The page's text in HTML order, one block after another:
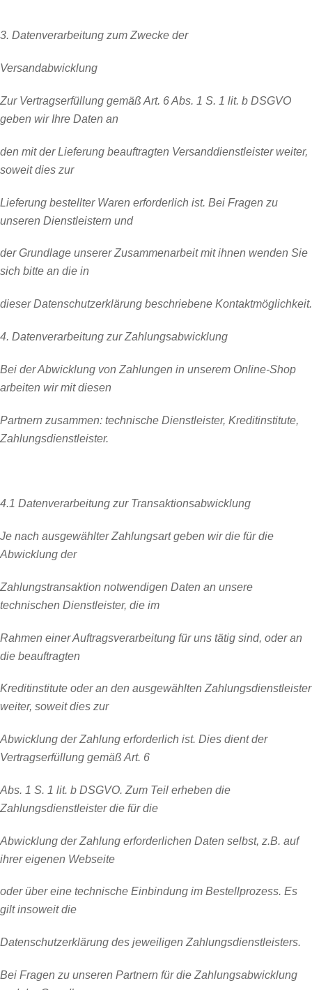
3. Datenverarbeitung zum Zwecke der
Versandabwicklung
Zur Vertragserfüllung gemäß Art. 6 Abs. 1 S. 1 lit. b DSGVO
geben wir Ihre Daten an
den mit der Lieferung beauftragten Versanddienstleister weiter,
soweit dies zur
Lieferung bestellter Waren erforderlich ist. Bei Fragen zu
unseren Dienstleistern und
der Grundlage unserer Zusammenarbeit mit ihnen wenden Sie
sich bitte an die in
dieser Datenschutzerklärung beschriebene Kontaktmöglichkeit.
4. Datenverarbeitung zur Zahlungsabwicklung
Bei der Abwicklung von Zahlungen in unserem Online-Shop
arbeiten wir mit diesen
Partnern zusammen: technische Dienstleister, Kreditinstitute,
Zahlungsdienstleister.
4.1 Datenverarbeitung zur Transaktionsabwicklung
Je nach ausgewählter Zahlungsart geben wir die für die
Abwicklung der
Zahlungstransaktion notwendigen Daten an unsere
technischen Dienstleister, die im
Rahmen einer Auftragsverarbeitung für uns tätig sind, oder an
die beauftragten
Kreditinstitute oder an den ausgewählten Zahlungsdienstleister
weiter, soweit dies zur
Abwicklung der Zahlung erforderlich ist. Dies dient der
Vertragserfüllung gemäß Art. 6
Abs. 1 S. 1 lit. b DSGVO. Zum Teil erheben die
Zahlungsdienstleister die für die
Abwicklung der Zahlung erforderlichen Daten selbst, z.B. auf
ihrer eigenen Webseite
oder über eine technische Einbindung im Bestellprozess. Es
gilt insoweit die
Datenschutzerklärung des jeweiligen Zahlungsdienstleisters.
Bei Fragen zu unseren Partnern für die Zahlungsabwicklung